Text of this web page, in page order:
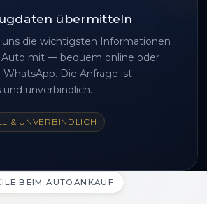
übermitteln
uns die wichtigsten Informationen
mit — bequem online oder
WhatsApp. Die Anfrage ist
und unverbindlich.
& UNVERBINDLICH
BEIM AUTOANKAUF